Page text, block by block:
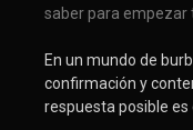
saber para empezar
En un mundo de
confirmación y
respuesta posible es